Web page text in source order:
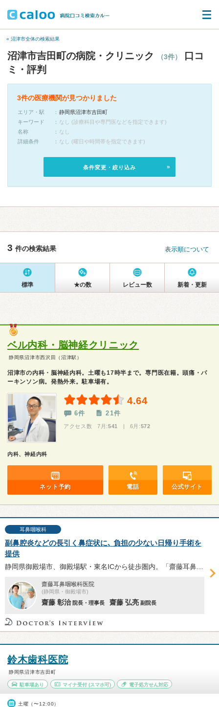
« 沼津市全体の検索結果
沼津市吉田町の病院・クリニック （3件）
口コ
ミ・評判
3件の医療機関が見つかりました
エリア・駅
静岡県沼津市吉田町
キーワード
なし (診療科目や専門医などを指定できます)
名称
なし
詳細条件
なし (曜日や時間帯を指定できます)
条件変更・絞り込み
3 件の検索結果 表示順について
標準 ★の数 レビュー数 新着・更新
ベル内科・脳神経クリニック
静岡県沼津市西沢田（沼津駅）
沼津市の内科・脳神経内科。土曜も17時半まで。専門医在籍。頭痛・パ
ーキンソン病。発熱外来。駐車場有。
4.64
6件 21件
アクセス数 7月:541 | 6月:572
内科、神経内科
ネット予約 電話 公式サイト
耳鼻咽喉科
副鼻腔炎などの長引く鼻症状に､ 負担の少ない日帰り手術を
提供
齋藤耳鼻咽喉科医院
(静岡県・御殿場市)
齋藤 彰治 院長・理事長 齋藤 弘亮 副院長
鈴木歯科医院
静岡県沼津市吉田町
駐車場あり マイナ受付(スマホ可) 電子処方せん対応
土曜（〜12:00）